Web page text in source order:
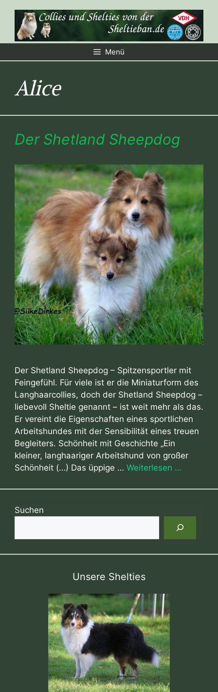
springen
Menü
Alice
Der Shetland Sheepdog
Der Shetland Sheepdog – Spitzensportler mit
Feingefühl. Für viele ist er die Miniaturform des
Langhaarcollies, doch der Shetland Sheepdog –
liebevoll Sheltie genannt – ist weit mehr als das.
Er vereint die Eigenschaften eines sportlichen
Arbeitshundes mit der Sensibilität eines treuen
Begleiters. Schönheit mit Geschichte „Ein
kleiner, langhaariger Arbeitshund von großer
Schönheit (…) Das üppige … Weiterlesen …
Suchen
Unsere Shelties